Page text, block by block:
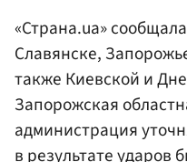
«Страна.ua»
Славянске,
также Киевской и
Запорожская
администрация
в результате ударов